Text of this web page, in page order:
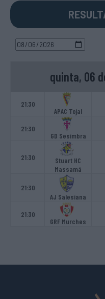
quinta, 06
21:30
APAC Tojal
21:30
GD Sesimbra
21:30
Stuart HC
Massamá
21:30
AJ Salesiana
21:30
GRF Murches